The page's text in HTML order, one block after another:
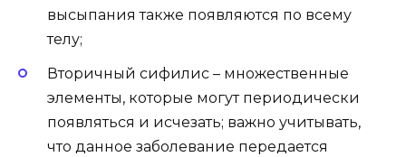
высыпания также появляются по всему
телу;
Вторичный сифилис – множественные
элементы, которые могут периодически
появляться и исчезать; важно учитывать,
что данное заболевание передается